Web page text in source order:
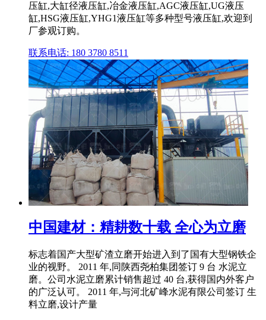
压缸,大缸径液压缸,冶金液压缸,AGC液压缸,UG液压
缸,HSG液压缸,YHG1液压缸等多种型号液压缸,欢迎到
厂参观订购。
联系电话: 180 3780 8511
中国建材：精耕数十载 全心为立磨
标志着国产大型矿渣立磨开始进入到了国有大型钢铁企
业的视野。 2011 年,同陕西尧柏集团签订 9 台 水泥立
磨。公司水泥立磨累计销售超过 40 台,获得国内外客户
的广泛认可。 2011 年,与河北矿峰水泥有限公司签订 生
料立磨,设计产量